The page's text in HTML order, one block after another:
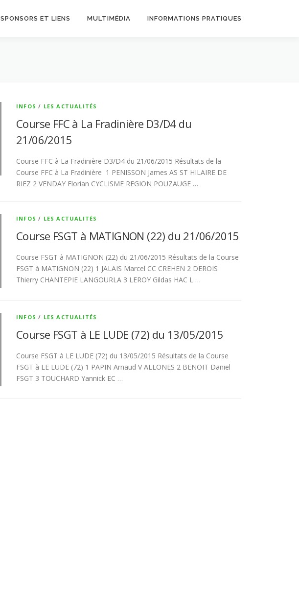
SPONSORS ET LIENS MULTIMÉDIA INFORMATIONS PRATIQUES
INFOS / LES ACTUALITÉS
Course FFC à La Fradinière D3/D4 du
21/06/2015
Course FFC à La Fradinière D3/D4 du 21/06/2015 Résultats de la
Course FFC à La Fradinière 1 PENISSON James AS ST HILAIRE DE
RIEZ 2 VENDAY Florian CYCLISME REGION POUZAUGE …
INFOS / LES ACTUALITÉS
Course FSGT à MATIGNON (22) du 21/06/2015
Course FSGT à MATIGNON (22) du 21/06/2015 Résultats de la Course
FSGT à MATIGNON (22) 1 JALAIS Marcel CC CREHEN 2 DEROIS
Thierry CHANTEPIE LANGOURLA 3 LEROY Gildas HAC L …
INFOS / LES ACTUALITÉS
Course FSGT à LE LUDE (72) du 13/05/2015
Course FSGT à LE LUDE (72) du 13/05/2015 Résultats de la Course
FSGT à LE LUDE (72) 1 PAPIN Arnaud V ALLONES 2 BENOIT Daniel
FSGT 3 TOUCHARD Yannick EC …